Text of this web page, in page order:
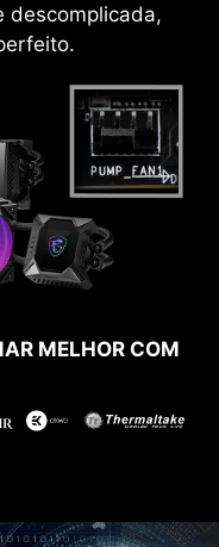
descomplicada,
MELHOR COM